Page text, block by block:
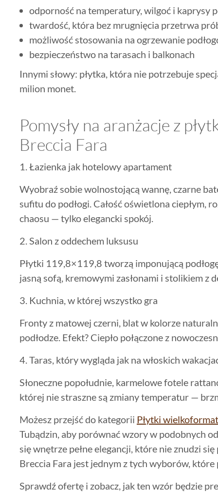
odporność na temperatury, wilgoć i kaprysy
twardość, która bez mrugnięcia przetrwa
możliwość stosowania na ogrzewanie
bezpieczeństwo na tarasach i balkonach
Innymi słowy: płytka, która nie potrzebuje
milion monet.
Pomysły na aranżacje z
Breccia Fara
1. Łazienka jak hotelowy apartament
Wyobraź sobie wolnostojącą wannę, czarne
sufitu do podłogi. Całość oświetlona ciepłym,
chaosu — tylko elegancki spokój.
2. Salon z oddechem luksusu
Płytki 119,8×119,8 tworzą imponującą
jasną sofą, kremowymi zasłonami i stolikiem z
3. Kuchnia, w której wszystko gra
Fronty z matowej czerni, blat w kolorze
podłodze. Efekt? Ciepło połączone z
4. Taras, który wygląda jak na włoskich
Słoneczne popołudnie, karmelowe fotele
której nie straszne są zmiany temperatur —
Możesz przejść do kategorii Płytki
Tubądzin, aby porównać wzory w podobnych
się wnętrze pełne elegancji, które nie znudzi
Breccia Fara jest jednym z tych wyborów, które
Sprawdź ofertę i zobacz, jak ten wzór będzie